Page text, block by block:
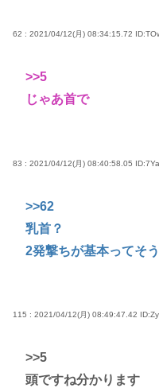
62 : 2021/04/12(月) 08:34:15.72
>>5
じゃあ首で
83 : 2021/04/12(月) 08:40:58.05
>>62
乳首？
2発撃ちが基本ってそ
115 : 2021/04/12(月) 08:49:47.42
>>5
頭ですね分かります